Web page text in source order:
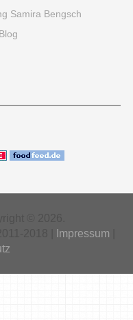
Samira Bengsch
© 2026.
Impressum